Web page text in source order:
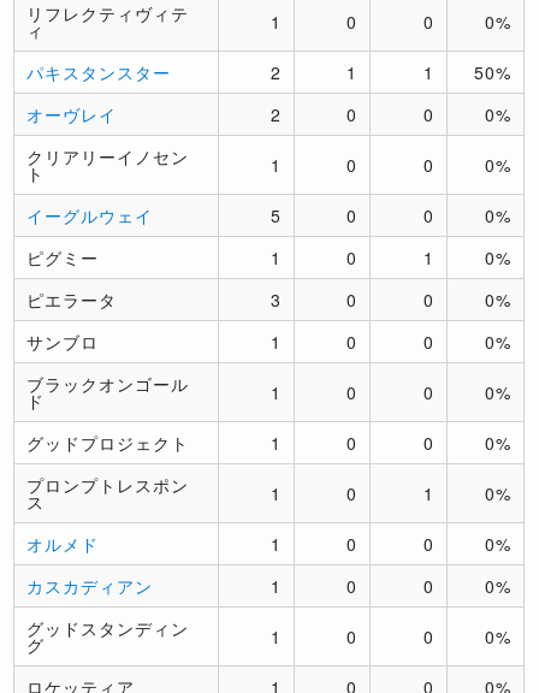
リフレクティヴィテ
ィ 1 0 0 0%
パキスタンスター 2 1 1
50%
オーヴレイ
2 0 0
0%
クリアリーイノセン
ト 1 0 0 0%
イーグルウェイ 5 0 0
0%
ピグミー
1 0 1
0%
ピエラータ
3 0 0
0%
サンブロ
1 0 0
0%
ブラックオンゴール
ド 1 0 0 0%
グッドプロジェクト 1 0 0
0%
プロンプトレスポン
ス 1 0 1 0%
オルメド 1 0 0
0%
カスカディアン
1 0 0
0%
グッドスタンディン
グ 1 0 0 0%
ロケッティア 1 0 0
0%